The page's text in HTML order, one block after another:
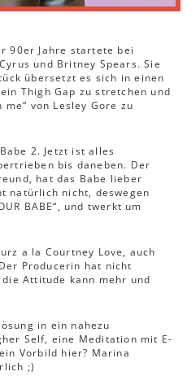
90er Jahre startete bei
und Britney Spears. Sie
übersetzt es sich in einen
Thigh Gap zu stretchen und
me“ von Lesley Gore zu
2. Jetzt ist alles
bis daneben. Der
hat das Babe lieber
natürlich nicht, deswegen
BABE“, und twerkt um
a la Courtney Love, auch
Producerin hat nicht
Attitude kann mehr und
in ein nahezu
Self, eine Meditation mit E-
Vorbild hier? Marina
;)